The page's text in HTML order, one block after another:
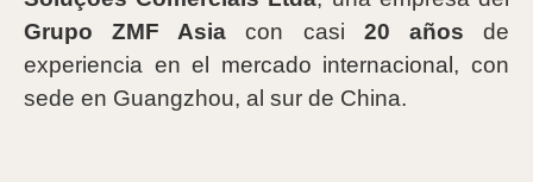
Grupo ZMF Asia con casi 20 años de
experiencia en el mercado internacional, con
sede en Guangzhou, al sur de China.